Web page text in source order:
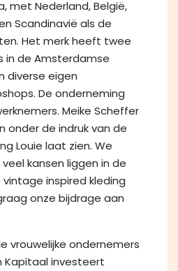
met Nederland, België,
Scandinavië als de
Het merk heeft twee
in de Amsterdamse
diverse eigen
De onderneming
Meike Scheffer
onder de indruk van de
Louie laat zien. We
kansen liggen in de
inspired kleding
onze bijdrage aan
vrouwelijke ondernemers
Kapitaal investeert